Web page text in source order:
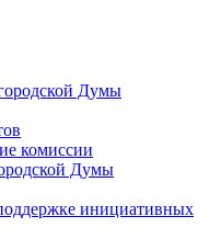
Думы
комиссии
Думы
инициативных